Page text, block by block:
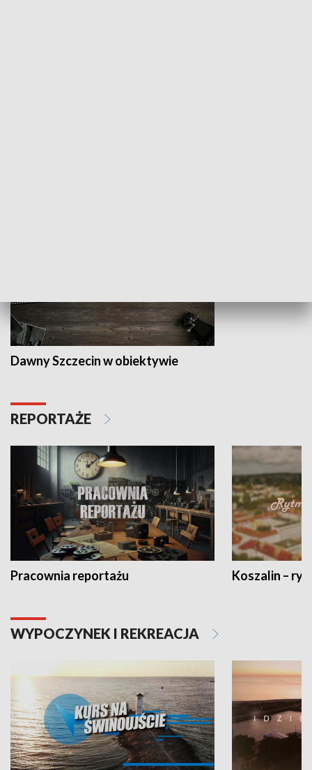
Dawny Szczecin w obiektywie
REPORTAŻE
Pracownia reportażu Koszalin –
WYPOCZYNEK I REKREACJA